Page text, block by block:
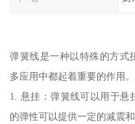
弹簧线是一种以特殊的方式
多应用中都起着重要的作用
1. 悬挂：弹簧线可以用于悬
的弹性可以提供一定的减震